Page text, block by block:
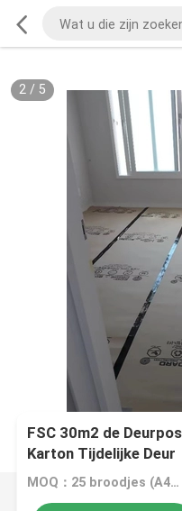
2/ 5
FSC 30m2 de
Karton Tijdelijke Deur
MOQ：25 broodjes (A4-grootte vrije steekproef)